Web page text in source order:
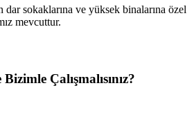
dar sokaklarına ve yüksek binalarına özel
mevcuttur.
Bizimle Çalışmalısınız?